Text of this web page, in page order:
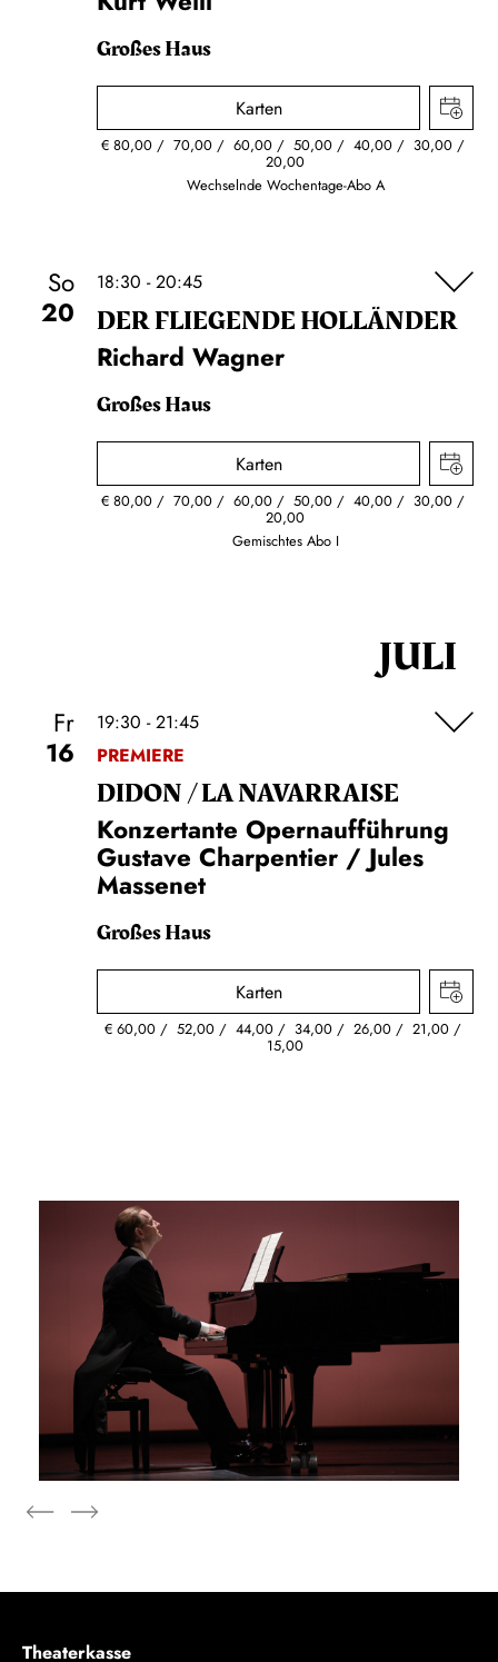
Großes Haus
Karten
€80,00 70,00 60,00 50,00 40,00 30,00
20,00
Wechselnde Wochentage-Abo A
So
20
18:30 - 20:45
DER FLIE­GEN­DE HOL­LÄN­DER
Richard Wagner
Großes Haus
Karten
€80,00 70,00 60,00 50,00 40,00 30,00
20,00
Gemischtes Abo I
JULI
Fr
16
19:30 - 21:45
PREMIERE
DIDON / LA NAVAR­RAISE
Konzertante Opernaufführung
Gustave Charpentier / Jules
Massenet
Großes Haus
Karten
€60,00 52,00 44,00 34,00 26,00 21,00
15,00
Theaterkasse